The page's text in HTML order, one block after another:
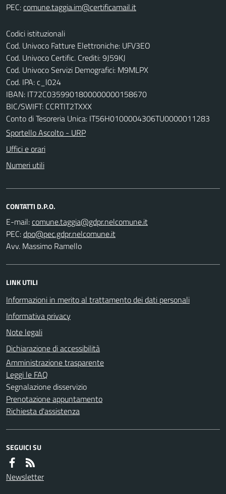
PEC:
Codici istituzionali
Cod. Univoco Fatture Elettroniche: UFV3EO
Cod. Univoco Certific. Crediti: 9J59KJ
Cod. Univoco Servizi Demografici: M9MLPX
Cod. IPA: c_l024
IBAN: IT72C0359901800000000158670
BIC/SWIFT: CCRTIT2TXXX
Conto di Tesoreria Unica: IT56H0100004306TU0000011283
Sportello Ascolto - URP
Uffici e orari
Numeri utili
CONTATTI D.P.O.
E-mail:
PEC:
Avv. Massimo Ramello
LINK UTILI
Informazioni in merito al trattamento dei dati personali
Informativa privacy
Note legali
Dichiarazione di accessibilità
Amministrazione trasparente
Leggi le FAQ
Segnalazione disservizio
Prenotazione appuntamento
Richiesta d'assistenza
SEGUICI SU
Newsletter